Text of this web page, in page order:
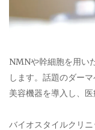
NMNや幹細胞を用い
します。話題のダー
美容機器を導入し、医
バイオスタイルクリ